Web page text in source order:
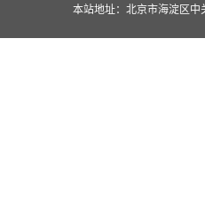
本站地址：北京市海淀区